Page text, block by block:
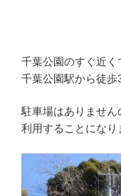
千葉公園のすぐ近く
千葉公園駅から徒歩3
駐車場はありませ
利用することになり